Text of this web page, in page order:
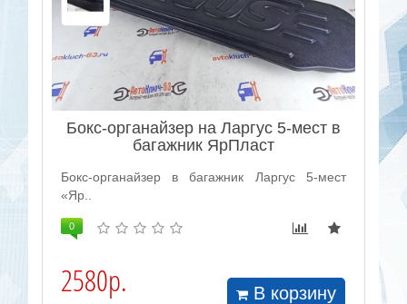
Бокс-органайзер на Ларгус 5-мест в
багажник ЯрПласт
Бокс-органайзер в багажник Ларгус 5-мест
«Яр..
0
2580р. В корзину